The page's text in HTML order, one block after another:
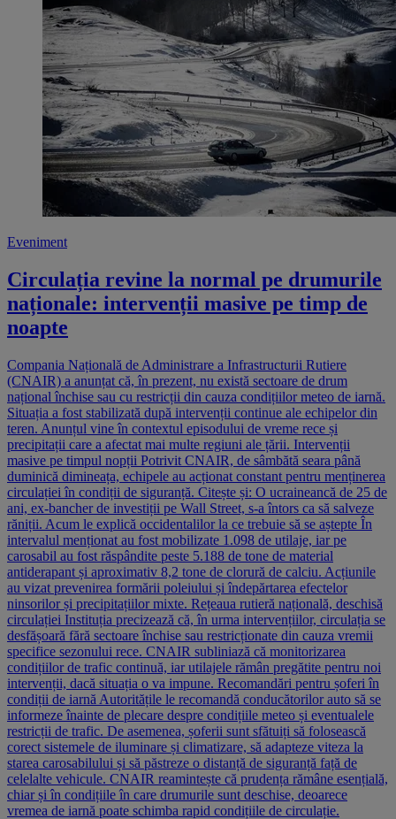
Eveniment
Circulația revine la normal pe drumurile
naționale: intervenții masive pe timp de
noapte
Compania Națională de Administrare a Infrastructurii Rutiere
(CNAIR) a anunțat că, în prezent, nu există sectoare de drum
național închise sau cu restricții din cauza condițiilor meteo de iarnă.
Situația a fost stabilizată după intervenții continue ale echipelor din
teren. Anunțul vine în contextul episodului de vreme rece și
precipitații care a afectat mai multe regiuni ale țării. Intervenții
masive pe timpul nopții Potrivit CNAIR, de sâmbătă seara până
duminică dimineața, echipele au acționat constant pentru menținerea
circulației în condiții de siguranță. Citește și: O ucraineancă de 25 de
ani, ex-bancher de investiții pe Wall Street, s-a întors ca să salveze
răniții. Acum le explică occidentalilor la ce trebuie să se aștepte În
intervalul menționat au fost mobilizate 1.098 de utilaje, iar pe
carosabil au fost răspândite peste 5.188 de tone de material
antiderapant și aproximativ 8,2 tone de clorură de calciu. Acțiunile
au vizat prevenirea formării poleiului și îndepărtarea efectelor
ninsorilor și precipitațiilor mixte. Rețeaua rutieră națională, deschisă
circulației Instituția precizează că, în urma intervențiilor, circulația se
desfășoară fără sectoare închise sau restricționate din cauza vremii
specifice sezonului rece. CNAIR subliniază că monitorizarea
condițiilor de trafic continuă, iar utilajele rămân pregătite pentru noi
intervenții, dacă situația o va impune. Recomandări pentru șoferi în
condiții de iarnă Autoritățile le recomandă conducătorilor auto să se
informeze înainte de plecare despre condițiile meteo și eventualele
restricții de trafic. De asemenea, șoferii sunt sfătuiți să folosească
corect sistemele de iluminare și climatizare, să adapteze viteza la
starea carosabilului și să păstreze o distanță de siguranță față de
celelalte vehicule. CNAIR reamintește că prudența rămâne esențială,
chiar și în condițiile în care drumurile sunt deschise, deoarece
vremea de iarnă poate schimba rapid condițiile de circulație.